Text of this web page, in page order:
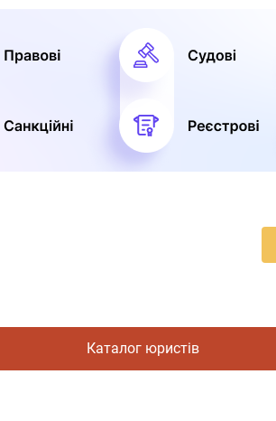
Каталог юристів